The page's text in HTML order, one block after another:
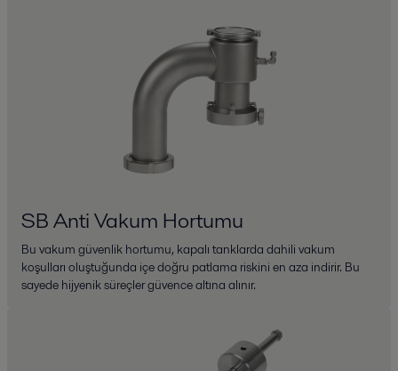
SB Anti Vakum Hortumu
Bu vakum güvenlik hortumu, kapalı tanklarda dahili vakum
koşulları oluştuğunda içe doğru patlama riskini en aza indirir. Bu
sayede hijyenik süreçler güvence altına alınır.